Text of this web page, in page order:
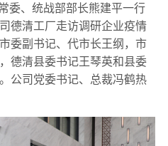
委、统战部部长熊建平一行
德清工厂走访调研企业疫情
委副书记、代市长王纲，市
德清县委书记王琴英和县委
公司党委书记、总裁冯鹤热